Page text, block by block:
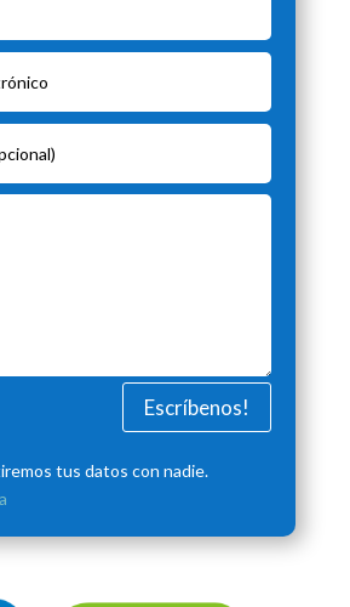
Escríbenos!
tus datos con nadie.